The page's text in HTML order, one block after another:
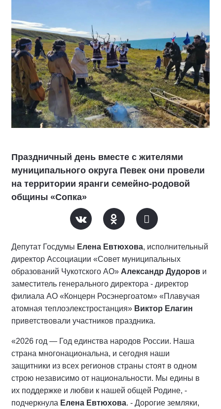
Праздничный день вместе с жителями
муниципального округа Певек они провели
на территории яранги семейно-родовой
общины «Сопка»
Депутат Госдумы Елена Евтюхова, исполнительный
директор Ассоциации «Совет муниципальных
образований Чукотского АО» Александр Дудоров и
заместитель генерального директора - директор
филиала АО «Концерн Росэнергоатом» «Плавучая
атомная теплоэлекстростанция» Виктор Елагин
приветствовали участников праздника.
«2026 год — Год единства народов России. Наша
страна многонациональна, и сегодня наши
защитники из всех регионов страны стоят в одном
строю независимо от национальности. Мы едины в
их поддержке и любви к нашей общей Родине, -
подчеркнула Елена Евтюхова. - Дорогие земляки,